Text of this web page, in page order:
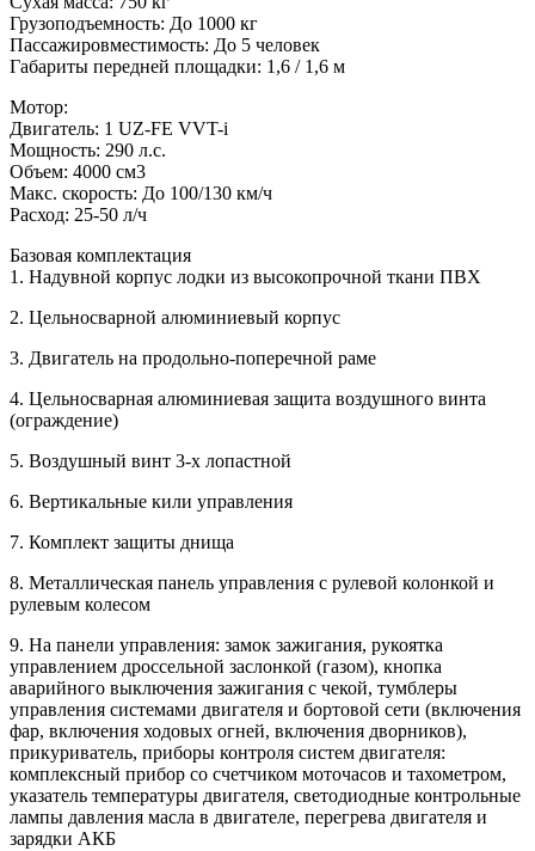
Грузоподъемность: До 1000 кг
Пассажировместимость: До 5 человек
Габариты передней площадки: 1,6 / 1,6 м
Мотор:
Двигатель: 1 UZ-FE VVT-i
Мощность: 290 л.с.
Объем: 4000 см3
Макс. скорость: До 100/130 км/ч
Расход: 25-50 л/ч
Базовая комплектация
1. Надувной корпус лодки из высокопрочной ткани ПВХ
2. Цельносварной алюминиевый корпус
3. Двигатель на продольно-поперечной раме
4. Цельносварная алюминиевая защита воздушного винта
(ограждение)
5. Воздушный винт 3-х лопастной
6. Вертикальные кили управления
7. Комплект защиты днища
8. Металлическая панель управления с рулевой колонкой и
рулевым колесом
9. На панели управления: замок зажигания, рукоятка
управлением дроссельной заслонкой (газом), кнопка
аварийного выключения зажигания с чекой, тумблеры
управления системами двигателя и бортовой сети (включения
фар, включения ходовых огней, включения дворников),
прикуриватель, приборы контроля систем двигателя:
комплексный прибор со счетчиком моточасов и тахометром,
указатель температуры двигателя, светодиодные контрольные
лампы давления масла в двигателе, перегрева двигателя и
зарядки АКБ